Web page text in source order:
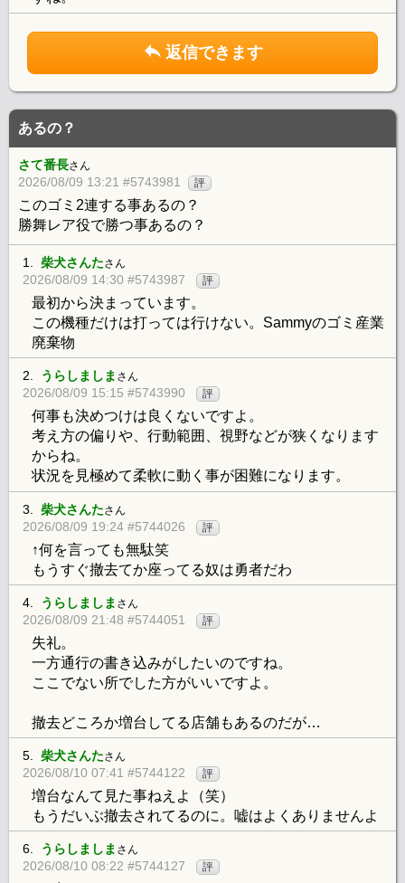
返信できます
あるの？
さて番長さん
2026/08/09 13:21 #5743981 評
このゴミ2連する事あるの？
勝舞レア役で勝つ事あるの？
1. 柴犬さんたさん
2026/08/09 14:30 #5743987 評
最初から決まっています。
この機種だけは打っては行けない。Sammyのゴミ産業
廃棄物
2. うらしましま さん
2026/08/09 15:15 #5743990 評
何事も決めつけは良くないですよ。
考え方の偏りや、行動範囲、視野などが狭くなります
からね。
状況を見極めて柔軟に動く事が困難になります。
3. 柴犬さんたさん
2026/08/09 19:24 #5744026 評
↑何を言っても無駄笑
もうすぐ撤去てか座ってる奴は勇者だわ
4. うらしましま さん
2026/08/09 21:48 #5744051 評
失礼。
一方通行の書き込みがしたいのですね。
ここでない所でした方がいいですよ。
撤去どころか増台してる店舗もあるのだが…
5. 柴犬さんたさん
2026/08/10 07:41 #5744122 評
増台なんて見た事ねえよ（笑）
もうだいぶ撤去されてるのに。嘘はよくありませんよ
6. うらしましま さん
2026/08/10 08:22 #5744127 評